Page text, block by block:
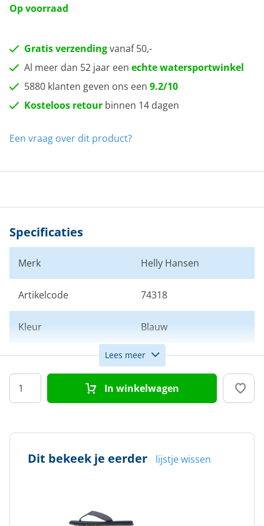
Op voorraad
Gratis verzendingvanaf 50,-
Al meer dan 52 jaar een echte watersportwinkel
5880 klanten geven ons een 9.2/10
Kosteloos retour binnen 14 dagen
Een vraag over dit product?
Specificaties
Merk Helly Hansen
Artikelcode 74318
Kleur Blauw
Doelgroep Dames
Maat 39,3
Lees meer
In winkelwagen
Dit bekeek je eerder lijstje wissen